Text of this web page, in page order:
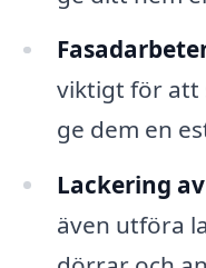
viktigt för att
ge dem en
Lackering
även utföra